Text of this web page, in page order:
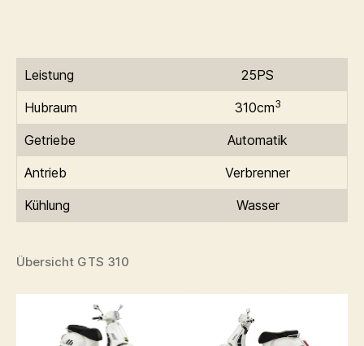
Leistung
25PS
Hubraum
310cm3
Getriebe
Automatik
Antrieb
Verbrenner
Kühlung
Wasser
Übersicht GTS 310